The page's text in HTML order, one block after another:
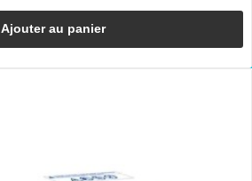
Ajouter au panier